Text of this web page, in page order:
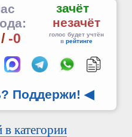
/ -0
зачёт
незачёт
голос будет учтён
в рейтинге
Поддержи! ◀
в категории